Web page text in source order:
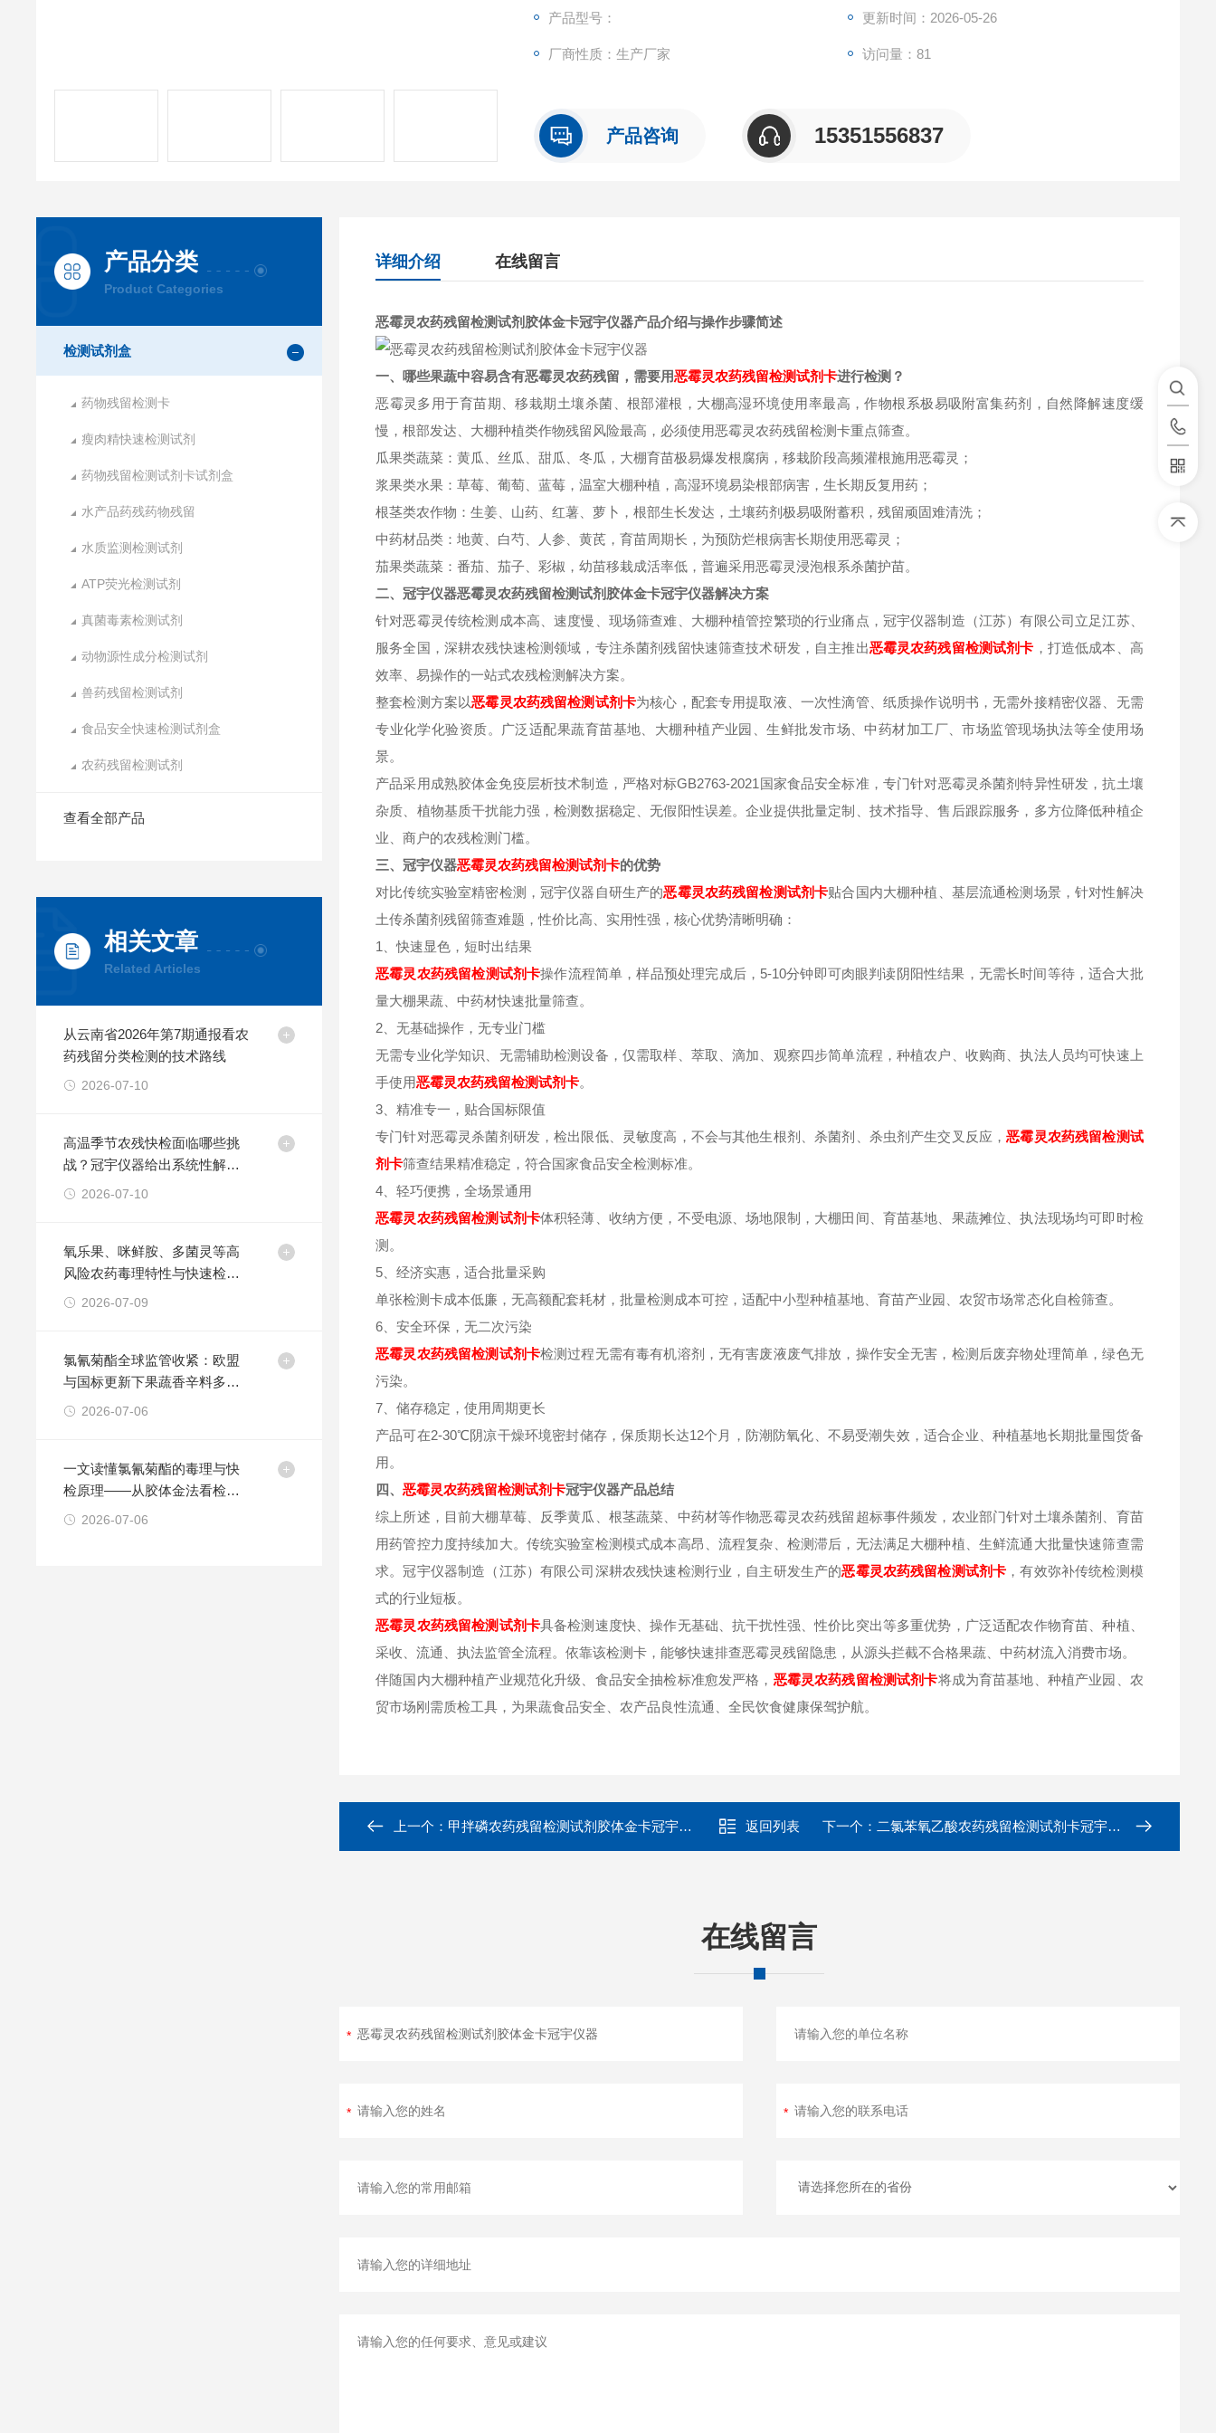
产品型号： 更新时间：2026-05-26
厂商性质：生产厂家 访问量：81
产品咨询 15351556837
产品分类
Product Categories
检测试剂盒
药物残留检测卡
瘦肉精快速检测试剂
药物残留检测试剂卡试剂盒
水产品药残药物残留
水质监测检测试剂
ATP荧光检测试剂
真菌毒素检测试剂
动物源性成分检测试剂
兽药残留检测试剂
食品安全快速检测试剂盒
农药残留检测试剂
查看全部产品
相关文章
Related Articles
从云南省2026年第7期通报看农
药残留分类检测的技术路线
2026-07-10
高温季节农残快检面临哪些挑
战？冠宇仪器给出系统性解决
方案2026-07-10
氧乐果、咪鲜胺、多菌灵等高
风险农药毒理特性与快速检测
技术方法
2026-07-09
氯氰菊酯全球监管收紧：欧盟
与国标更新下果蔬香辛料多品
类快检方案的策略
2026-07-06
一文读懂氯氰菊酯的毒理与快
检原理——从胶体金法看检测
卡的适用边界
2026-07-06
详细介绍 在线留言
恶霉灵农药残留检测试剂胶体金卡冠宇仪器产品介绍与操作步骤简述
一、哪些果蔬中容易含有恶霉灵农药残留，需要用恶霉灵农药残留检测试剂卡进行检测？
恶霉灵多用于育苗期、移栽期土壤杀菌、根部灌根，大棚高湿环境使用率最高，作物根系极易吸附富集药剂，自然降解速度缓
慢，根部发达、大棚种植类作物残留风险最高，必须使用恶霉灵农药残留检测卡重点筛查。
瓜果类蔬菜：黄瓜、丝瓜、甜瓜、冬瓜，大棚育苗极易爆发根腐病，移栽阶段高频灌根施用恶霉灵；
浆果类水果：草莓、葡萄、蓝莓，温室大棚种植，高湿环境易染根部病害，生长期反复用药；
根茎类农作物：生姜、山药、红薯、萝卜，根部生长发达，土壤药剂极易吸附蓄积，残留顽固难清洗；
中药材品类：地黄、白芍、人参、黄芪，育苗周期长，为预防烂根病害长期使用恶霉灵；
茄果类蔬菜：番茄、茄子、彩椒，幼苗移栽成活率低，普遍采用恶霉灵浸泡根系杀菌护苗。
二、冠宇仪器恶霉灵农药残留检测试剂胶体金卡冠宇仪器解决方案
针对恶霉灵传统检测成本高、速度慢、现场筛查难、大棚种植管控繁琐的行业痛点，冠宇仪器制造（江苏）有限公司立足江苏、
服务全国，深耕农残快速检测领域，专注杀菌剂残留快速筛查技术研发，自主推出恶霉灵农药残留检测试剂卡 ，打造低成本、高
效率、易操作的一站式农残检测解决方案。
整套检测方案以恶霉灵农药残留检测试剂卡为核心，配套专用提取液、一次性滴管、纸质操作说明书，无需外接精密仪器、无需
专业化学化验资质。广泛适配果蔬育苗基地、大棚种植产业园、生鲜批发市场、中药材加工厂、市场监管现场执法等全使用场
景。
产品采用成熟胶体金免疫层析技术制造，严格对标GB2763-2021国家食品安全标准，专门针对恶霉灵杀菌剂特异性研发，抗土壤
杂质、植物基质干扰能力强，检测数据稳定、无假阳性误差。企业提供批量定制、技术指导、售后跟踪服务，多方位降低种植企
业、商户的农残检测门槛。
三、冠宇仪器恶霉灵农药残留检测试剂卡的优势
对比传统实验室精密检测，冠宇仪器自研生产的恶霉灵农药残留检测试剂卡贴合国内大棚种植、基层流通检测场景，针对性解决
土传杀菌剂残留筛查难题，性价比高、实用性强，核心优势清晰明确：
1、快速显色，短时出结果
恶霉灵农药残留检测试剂卡操作流程简单，样品预处理完成后，5-10分钟即可肉眼判读阴阳性结果，无需长时间等待，适合大批
量大棚果蔬、中药材快速批量筛查。
2、无基础操作，无专业门槛
无需专业化学知识、无需辅助检测设备，仅需取样、萃取、滴加、观察四步简单流程，种植农户、收购商、执法人员均可快速上
手使用恶霉灵农药残留检测试剂卡。
3、精准专一，贴合国标限值
专门针对恶霉灵杀菌剂研发，检出限低、灵敏度高，不会与其他生根剂、杀菌剂、杀虫剂产生交叉反应，恶霉灵农药残留检测试
剂卡筛查结果精准稳定，符合国家食品安全检测标准。
4、轻巧便携，全场景通用
恶霉灵农药残留检测试剂卡体积轻薄、收纳方便，不受电源、场地限制，大棚田间、育苗基地、果蔬摊位、执法现场均可即时检
测。
5、经济实惠，适合批量采购
单张检测卡成本低廉，无高额配套耗材，批量检测成本可控，适配中小型种植基地、育苗产业园、农贸市场常态化自检筛查。
6、安全环保，无二次污染
恶霉灵农药残留检测试剂卡检测过程无需有毒有机溶剂，无有害废液废气排放，操作安全无害，检测后废弃物处理简单，绿色无
污染。
7、储存稳定，使用周期更长
产品可在2-30℃阴凉干燥环境密封储存，保质期长达12个月，防潮防氧化、不易受潮失效，适合企业、种植基地长期批量囤货备
用。
四、恶霉灵农药残留检测试剂卡冠宇仪器产品总结
综上所述，目前大棚草莓、反季黄瓜、根茎蔬菜、中药材等作物恶霉灵农药残留超标事件频发，农业部门针对土壤杀菌剂、育苗
用药管控力度持续加大。传统实验室检测模式成本高昂、流程复杂、检测滞后，无法满足大棚种植、生鲜流通大批量快速筛查需
求。冠宇仪器制造（江苏）有限公司深耕农残快速检测行业，自主研发生产的恶霉灵农药残留检测试剂卡 ，有效弥补传统检测模
式的行业短板。
恶霉灵农药残留检测试剂卡具备检测速度快、操作无基础、抗干扰性强、性价比突出等多重优势，广泛适配农作物育苗、种植、
采收、流通、执法监管全流程。依靠该检测卡，能够快速排查恶霉灵残留隐患，从源头拦截不合格果蔬、中药材流入消费市场。
伴随国内大棚种植产业规范化升级、食品安全抽检标准愈发严格， 恶霉灵农药残留检测试剂卡将成为育苗基地、种植产业园、农
贸市场刚需质检工具，为果蔬食品安全、农产品良性流通、全民饮食健康保驾护航。
上一个： 甲拌磷农药残留检测试剂胶体金卡冠宇仪器 返回列表 下一个： 二氯苯氧乙酸农药残留检测试剂卡冠宇仪器
在线留言